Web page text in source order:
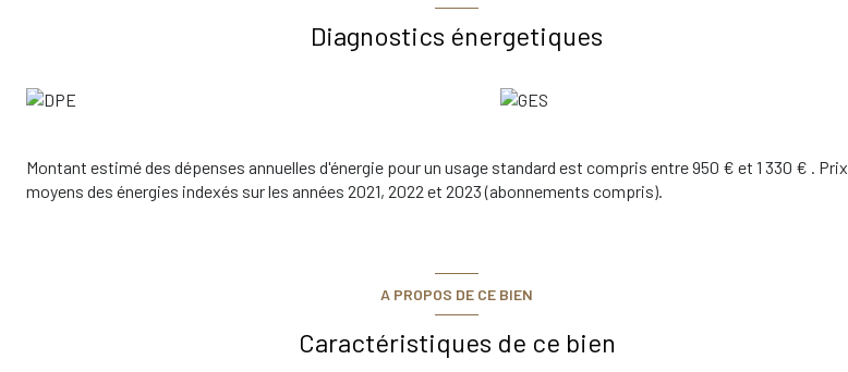
Appartement lumineux et fonctionnel
Secteur calme et recherché
Une belle opportunité à découvrir sans tarder !
Pour plus d’informations ou organiser une visite, contactez-nous dès maintenant.
Charges prévisionnelles mensuelles : 129€ (eau froide, entretien des communs, ordures ménagères)
Diagnostics énergetiques
Montant estimé des dépenses annuelles d'énergie pour un usage standard est compris entre 950 € et 1 330 € . Prix
moyens des énergies indexés sur les années 2021, 2022 et 2023 (abonnements compris).
A PROPOS DE CE BIEN
Caractéristiques de ce bien